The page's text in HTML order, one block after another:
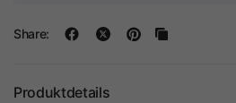
Share:
Produktdetails